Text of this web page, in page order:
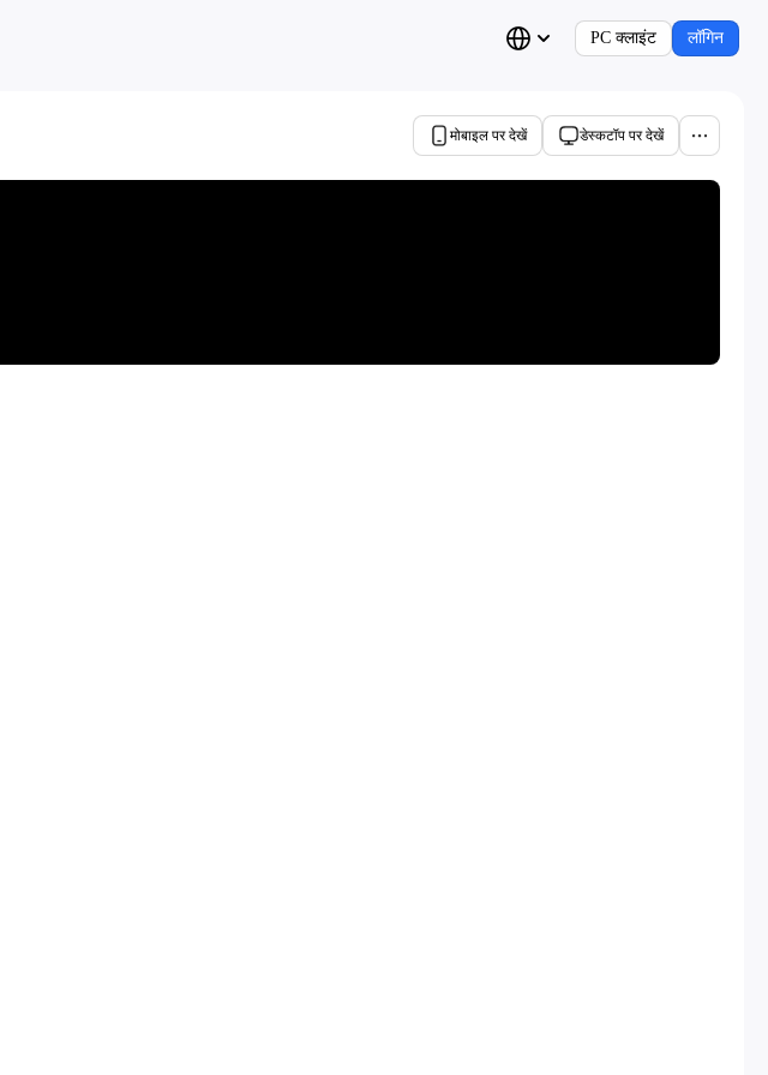
PC क्लाइंट लॉगिन
मोबाइल पर देखें डेस्कटॉप पर देखें